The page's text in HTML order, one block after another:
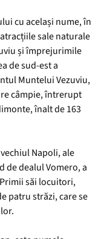
cu același nume, în
sale naturale
și împrejurimile
de sud-est a
Muntelui Vezuviu,
câmpie, întrerupt
înalt de 163
Napoli, ale
de dealul Vomero, a
săi locuitori,
patru străzi, care se